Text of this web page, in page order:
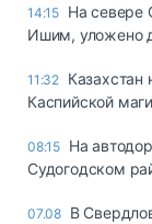
14:15 На севере
Ишим, уложено
11:32 Казахстан
Каспийской
08:15 На
Судогодском
07.08 В